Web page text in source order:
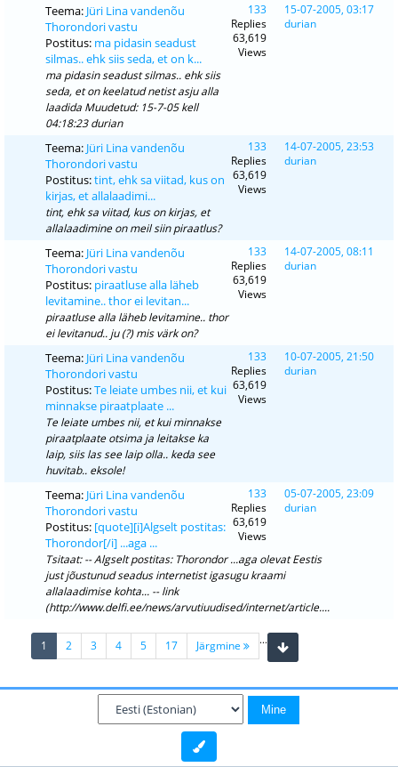
Teema: Jüri Lina vandenõu
Thorondori vastu
Postitus: ma pidasin seadust
silmas.. ehk siis seda, et on k...
ma pidasin seadust silmas.. ehk siis
seda, et on keelatud netist asju alla
laadida Muudetud: 15-7-05 kell
04:18:23 durian
133
Replies
63,619
Views
15-07-2005, 03:17
durian
Teema: Jüri Lina vandenõu
Thorondori vastu
Postitus:tint, ehk sa viitad, kus on
kirjas, et allalaadimi...
tint, ehk sa viitad, kus on kirjas, et
allalaadimine on meil siin piraatlus?
133
Replies
63,619
Views
14-07-2005, 23:53
durian
Teema: Jüri Lina vandenõu
Thorondori vastu
Postitus: piraatluse alla läheb
levitamine.. thor ei levitan...
piraatluse alla läheb levitamine.. thor
ei levitanud.. ju (?) mis värk on?
133
Replies
63,619
Views
14-07-2005, 08:11
durian
Teema: Jüri Lina vandenõu
Thorondori vastu
Postitus:Te leiate umbes nii, et kui
minnakse piraatplaate ...
Te leiate umbes nii, et kui minnakse
piraatplaate otsima ja leitakse ka
laip, siis las see laip olla.. keda see
huvitab.. eksole!
133
Replies
63,619
Views
10-07-2005, 21:50
durian
Teema: Jüri Lina vandenõu
Thorondori vastu
Postitus: [quote][i]Algselt postitas:
Thorondor[/i] ...aga ...
Tsitaat: -- Algselt postitas: Thorondor ...aga olevat Eestis
just jõustunud seadus internetist igasugu kraami
allalaadimise kohta... -- link
(http://www.delfi.ee/news/arvutiuudised/internet/article....
133
Replies
63,619
Views
05-07-2005, 23:09
durian
1 (current)
2 3 4 5 ...
17 Järgmine